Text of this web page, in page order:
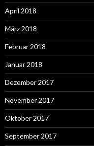
April 2018
März 2018
Februar 2018
Januar 2018
Dezember 2017
November 2017
Oktober 2017
September 2017